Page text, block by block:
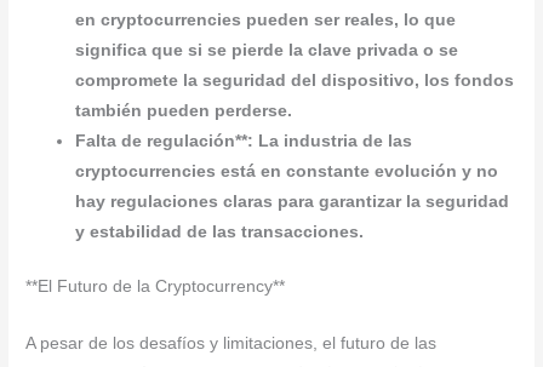
encryptocurrencies pueden ser reales, lo que
significa que si se pierde la clave privada o se
compromete la seguridad del dispositivo, los fondos
también pueden perderse.
Falta de regulación**: La industria de las
cryptocurrencies está en constante evolución y no
hay regulaciones claras para garantizar la seguridad
y estabilidad de las transacciones.
**El Futuro de la Cryptocurrency**
A pesar de los desafíos y limitaciones, el futuro de las